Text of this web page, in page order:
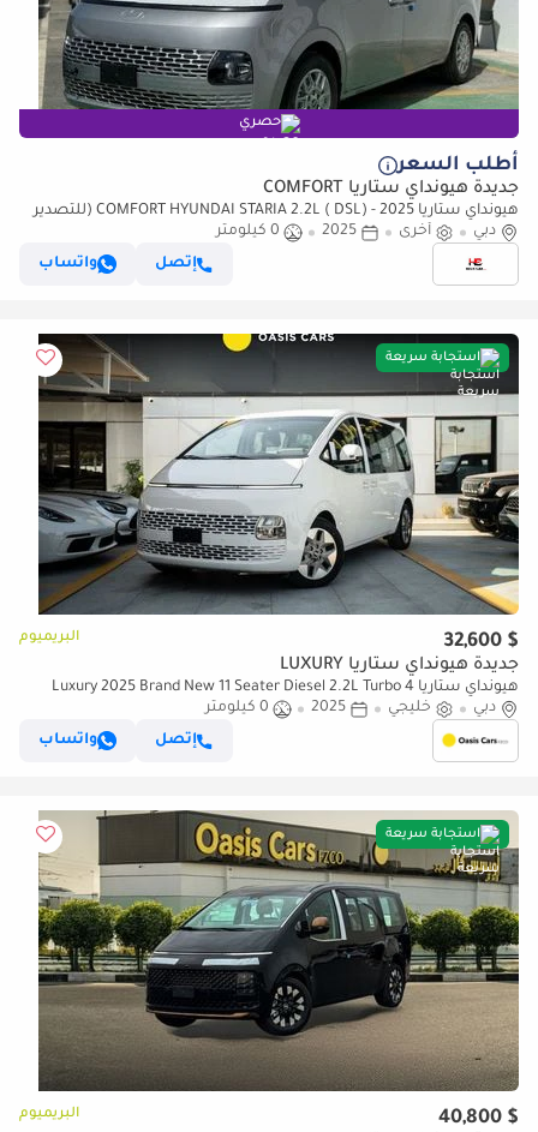
حصري
أطلب السعر
جديدة هيونداي ستاريا COMFORT
هيونداي ستاريا COMFORT HYUNDAI STARIA 2.2L ( DSL) - 2025 (للتصدير
فقط)
دبي أخرى 2025
0 كيلومتر
إتصل
واتساب
استجابة سريعة
$ 32,600 البريميوم
جديدة هيونداي ستاريا LUXURY
هيونداي ستاريا Luxury 2025 Brand New 11 Seater Diesel 2.2L Turbo 4
Cylinders GCC
دبي خليجي 2025
0 كيلومتر
إتصل
واتساب
استجابة سريعة
$ 40,800 البريميوم